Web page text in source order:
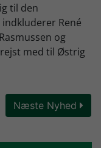
til den
René
og
med til Østrig
Næste Nyhed